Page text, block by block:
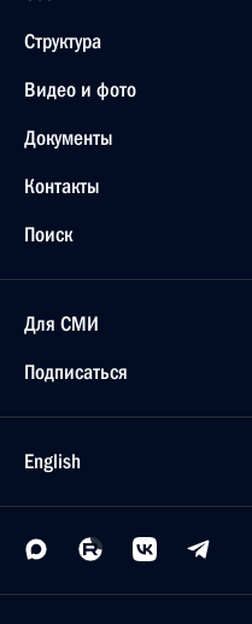
Структура
Видео и фото
Документы
Контакты
Поиск
Для СМИ
Подписаться
English